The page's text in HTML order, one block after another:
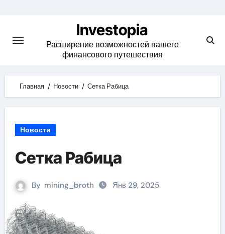
content
Investopia
Расширение возможностей вашего
финансового путешествия
Главная Новости Сетка Рабица
Новости
Сетка Рабица
By mining_broth Янв 29, 2025